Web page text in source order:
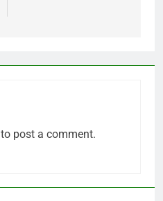
to post a comment.